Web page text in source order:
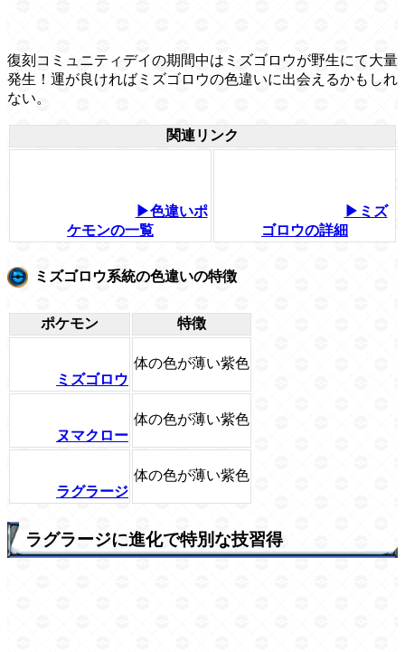
復刻コミュニティデイの期間中はミズゴロウが野生にて大量
発生！運が良ければミズゴロウの色違いに出会えるかもしれ
ない。
関連リンク
▶色違いポ
ケモンの一覧
▶ミズ
ゴロウの詳細
ミズゴロウ系統の色違いの特徴
ポケモン 特徴
ミズゴロウ
体の色が薄い紫色
ヌマクロー
体の色が薄い紫色
ラグラージ
体の色が薄い紫色
ラグラージに進化で特別な技習得